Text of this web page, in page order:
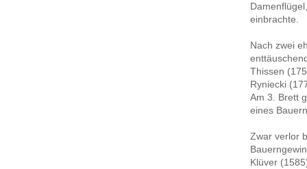
einbrachte.
Nach zwei
Thissen
Ryniecki
Am 3. Brett
eines
Zwar verlor
Klüver